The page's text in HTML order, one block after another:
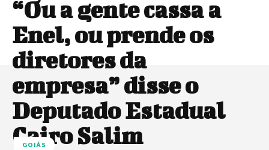
“Ou a gente cassa a
Enel, ou prende os
diretores da
empresa” disse o
Deputado Estadual
Cairo Salim
GOIÁS